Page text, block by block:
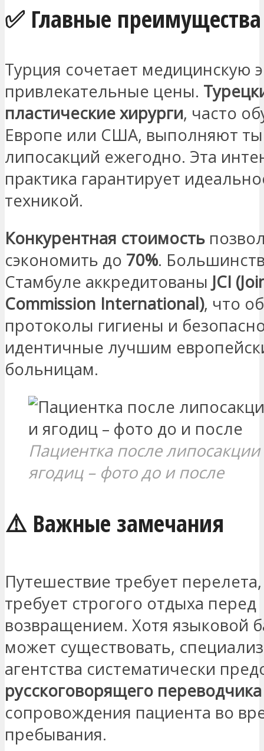
✅ Главные преимущества
Турция сочетает медицинскую
привлекательные цены.
пластические хирурги, часто
Европе или США, выполняют
липосакций ежегодно. Эта
практика гарантирует
техникой.
Конкурентная стоимость
сэкономить до 70%.
Стамбуле аккредитованы JCI
Commission International), что
протоколы гигиены и
идентичные лучшим
больницам.
Пациентка после
ягодиц – фото до и после
⚠️ Важные замечания
Путешествие требует
требует строгого отдыха перед
возвращением. Хотя языковой
может существовать,
агентства систематически
русскоговорящего переводчика
сопровождения пациента во
пребывания.